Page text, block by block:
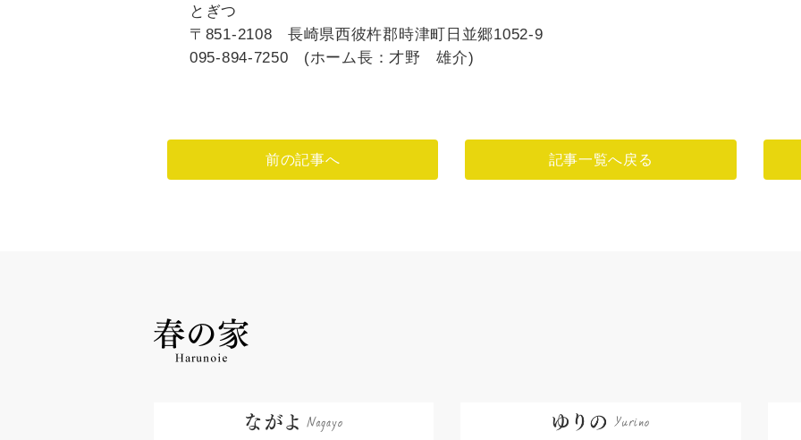
とぎつ
〒851-2108 長崎県西彼杵郡時津町日並郷1052-9
095-894-7250 (ホーム長：才野 雄介)
前の記事へ 記事一覧へ戻る